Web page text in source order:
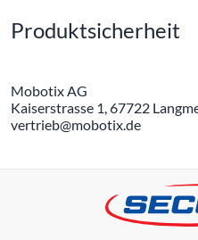
Produktsicherheit
Mobotix AG
Kaiserstrasse 1, 67722
vertrieb@mobotix.de